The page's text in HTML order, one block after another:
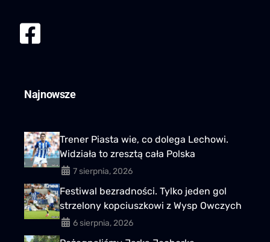
Najnowsze
Trener Piasta wie, co dolega Lechowi.
Widziała to zresztą cała Polska
7 sierpnia, 2026
Festiwal bezradności. Tylko jeden gol
strzelony kopciuszkowi z Wysp Owczych
6 sierpnia, 2026